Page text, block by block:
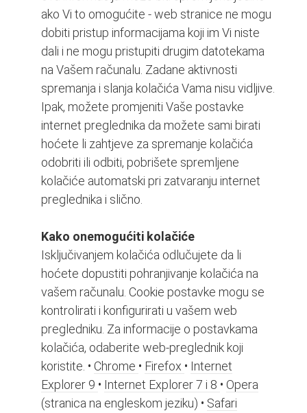
ako Vi to omogućite - web stranice ne mogu
dobiti pristup informacijama koji im Vi niste
dali i ne mogu pristupiti drugim datotekama
na Vašem računalu. Zadane aktivnosti
spremanja i slanja kolačića Vama nisu vidljive.
Ipak, možete promjeniti Vaše postavke
internet preglednika da možete sami birati
hoćete li zahtjeve za spremanje kolačića
odobriti ili odbiti, pobrišete spremljene
kolačiće automatski pri zatvaranju internet
preglednika i slično.
Kako onemogućiti kolačiće
Isključivanjem kolačića odlučujete da li
hoćete dopustiti pohranjivanje kolačića na
vašem računalu. Cookie postavke mogu se
kontrolirati i konfigurirati u vašem web
pregledniku. Za informacije o postavkama
kolačića, odaberite web-preglednik koji
koristite. • Chrome • Firefox • Internet
Explorer 9 • Internet Explorer 7 i 8 • Opera
(stranica na engleskom jeziku) • Safari